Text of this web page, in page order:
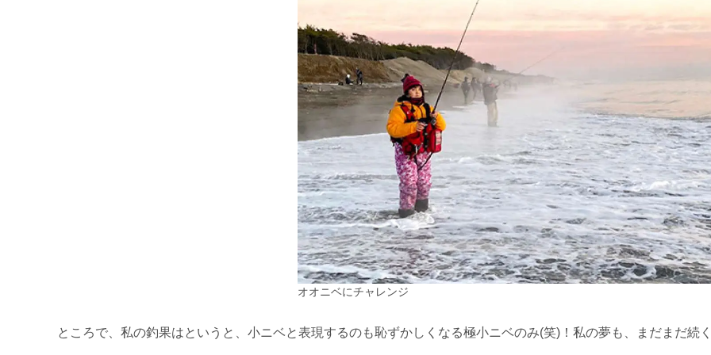
オオニベにチャレンジ
ところで、私の釣果はというと、小ニベと表現するのも恥ずかしくなる極小ニベのみ(笑)！私の夢も、まだまだ続